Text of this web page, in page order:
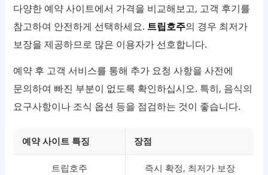
다양한 예약 사이트에서 가격을 비교해보고, 고객 후기를
참고하여 안전하게 선택하세요. 트립호주의 경우 최저가
보장을 제공하므로 많은 이용자가 선호합니다.
예약 후 고객 서비스를 통해 추가 요청 사항을 사전에
문의하여 빠진 부분이 없도록 확인하십시오. 특히, 음식의
요구사항이나 조식 옵션 등을 점검하는 것이 좋습니다.
예약 사이트 특징 장점
트립호주 즉시 확정, 최저가 보장